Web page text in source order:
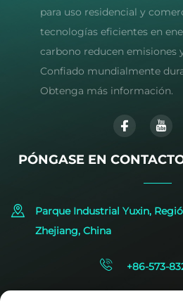
para uso residencial y
tecnologías eficientes en
carbono reducen emisiones
Confiado mundialmente
Obtenga más información.
PÓNGASE EN
Parque Industrial Yuxin,
Zhejiang, China
+86-573-